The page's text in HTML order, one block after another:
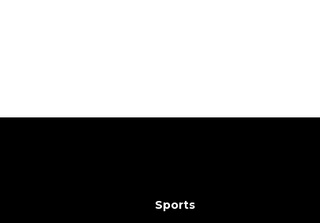
Sports